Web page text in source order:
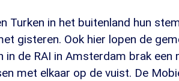
Turken in het buitenland hun
gisteren. Ook hier lopen de
in de RAI in Amsterdam brak een
met elkaar op de vuist. De